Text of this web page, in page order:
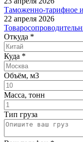
Таможенно-тарифное
22 апреля 2026
Откуда *
Куда *
Объём, м3
Масса, тонн
Тип груза